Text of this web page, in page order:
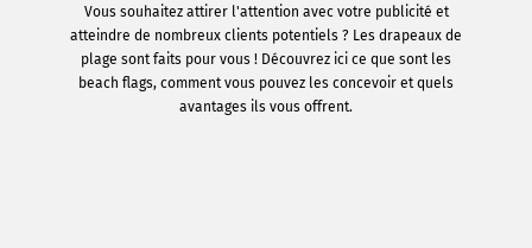
Vous souhaitez attirer l'attention avec votre publicité et
atteindre de nombreux clients potentiels ? Les drapeaux de
plage sont faits pour vous ! Découvrez ici ce que sont les
beach flags, comment vous pouvez les concevoir et quels
avantages ils vous offrent.